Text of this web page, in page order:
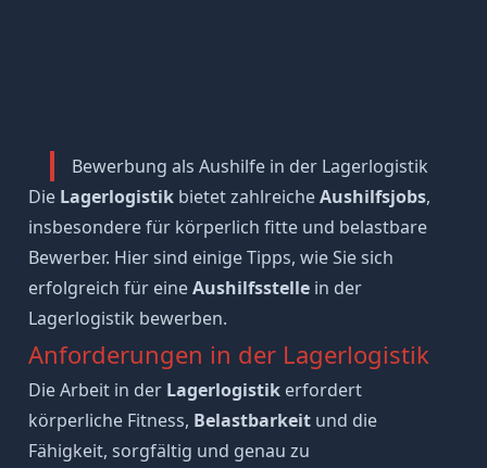
Bewerbung als Aushilfe in der Lagerlogistik
Die Lagerlogistikbietet zahlreicheAushilfsjobs,
insbesondere für körperlich fitte und belastbare
Bewerber. Hier sind einige Tipps, wie Sie sich
erfolgreich für eineAushilfsstellein der
Lagerlogistik bewerben.
Anforderungen in der Lagerlogistik
Die Arbeit in der Lagerlogistikerfordert
körperliche Fitness, Belastbarkeitund die
Fähigkeit, sorgfältig und genau zu